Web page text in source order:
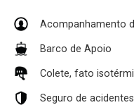
Acompanhamento
Barco de Apoio
Colete, fato
Seguro de